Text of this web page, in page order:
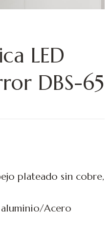
LED
DBS-65
plateado sin cobre,
Acero